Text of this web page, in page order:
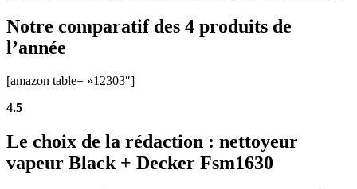
Notre comparatif des 4 produits de
l’année
[amazon table= »12303″]
4.5
Le choix de la rédaction : nettoyeur
vapeur Black + Decker Fsm1630